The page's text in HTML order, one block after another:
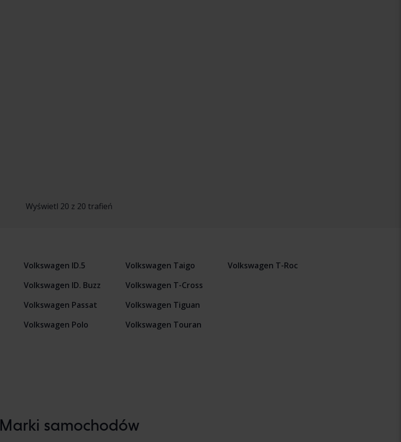
Wyświetl 20 z 20 trafień
Volkswagen ID.5
Volkswagen ID. Buzz
Volkswagen Passat
Volkswagen Polo
Volkswagen Taigo
Volkswagen T-Cross
Volkswagen Tiguan
Volkswagen Touran
Volkswagen T-Roc
Marki samochodów